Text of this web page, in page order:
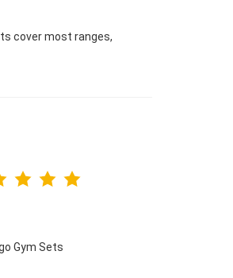
cover most ranges,
Gym Sets